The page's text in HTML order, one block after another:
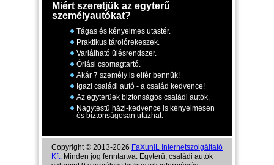
Miért szeretjük az egyterű
személyautókat?
Tágas és kényelmes utastér.
Praktikus tárolórekeszek.
Variálható ülésrendszer.
Óriási csomagtartó.
Akár 7 személy is elfér bennük!
Igazi családi autó - a család kedvence!
Az egyterűek biztonságos családi autók.
Nagytestű házi-kedvence is kényelmesen
és biztonságosan utazhat.
Copyright © 2013-2026 FaXuniL Internetszolgáltató
Kft. Minden jog fenntartva. Egyterű, családi autók